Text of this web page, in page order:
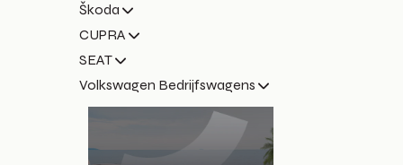
Škoda
CUPRA
SEAT
Volkswagen Bedrijfswagens